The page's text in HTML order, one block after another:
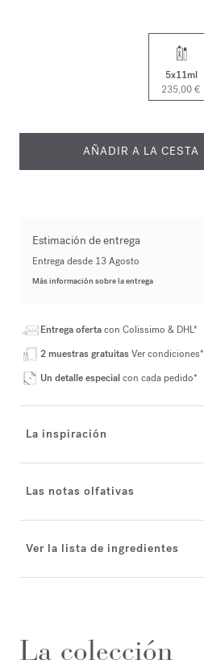
5x11ml
235,00 €
AÑADIR A LA CESTA
Estimación de entrega
Entrega desde 13 Agosto
Más información sobre la entrega
Entrega ofertacon Colissimo & DHL*
2 muestras gratuitasVer condiciones*
Un detalle especialcon cada pedido*
La inspiración
Las notas olfativas
Ver la lista de ingredientes
La colección